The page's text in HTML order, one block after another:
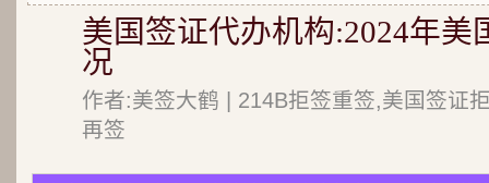
美国签证代办机构:2024年美
况
作者:美签大鹤 | 214B拒签重签,美国签证
再签